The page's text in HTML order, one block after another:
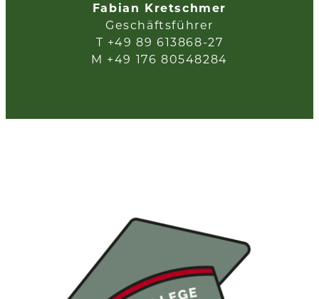
Fabian Kretschmer
Geschäftsführer
T +49 89 613868-27
M +49 176 80548284